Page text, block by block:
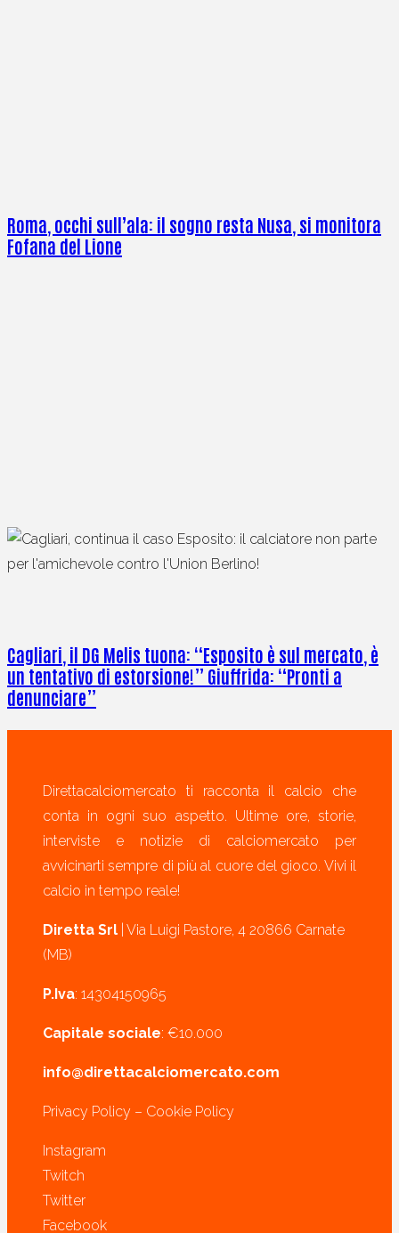
Roma, occhi sull’ala: il sogno resta Nusa, si monitora
Fofana del Lione
Cagliari, il DG Melis tuona: “Esposito è sul mercato, è
un tentativo di estorsione!” Giuffrida: “Pronti a
denunciare”
Direttacalciomercato ti racconta il calcio che
conta in ogni suo aspetto. Ultime ore, storie,
interviste e notizie di calciomercato per
avvicinarti sempre di più al cuore del gioco. Vivi il
calcio in tempo reale!
Diretta Srl | Via Luigi Pastore, 4 20866 Carnate
(MB)
P.Iva: 14304150965
Capitale sociale: €10.000
info@direttacalciomercato.com
Privacy Policy – Cookie Policy
Instagram
Twitch
Twitter
Facebook